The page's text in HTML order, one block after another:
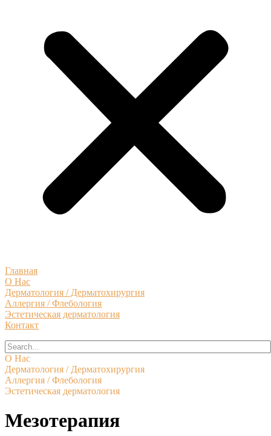
Главная
О Нас
Дерматология / Дерматохирургия
Аллергия / Флебология
Эстетическая дерматология
Контакт
О Нас
Дерматология / Дерматохирургия
Аллергия / Флебология
Эстетическая дерматология
Мезотерапия